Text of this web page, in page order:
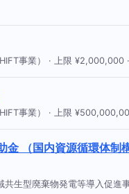
事業） · 上限
事業） · 上限
金 （国内資源循環体
生型廃棄物発電等導入促